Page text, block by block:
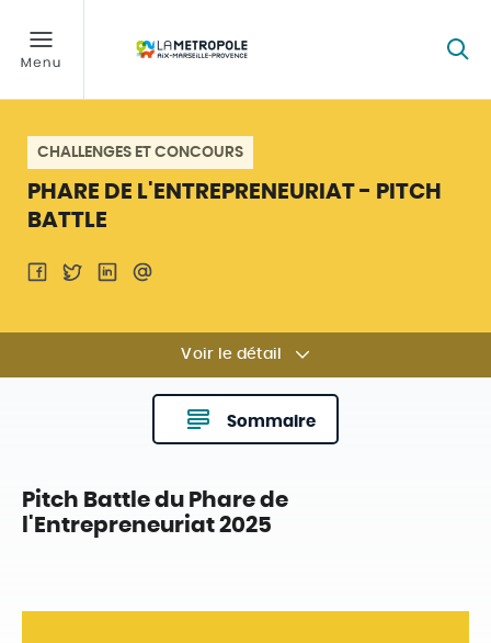
CHALLENGES ET CONCOURS
PHARE DE L'ENTREPRENEURIAT - PITCH
BATTLE
Voir le détail
Sommaire
Pitch Battle du Phare de
l'Entrepreneuriat 2025